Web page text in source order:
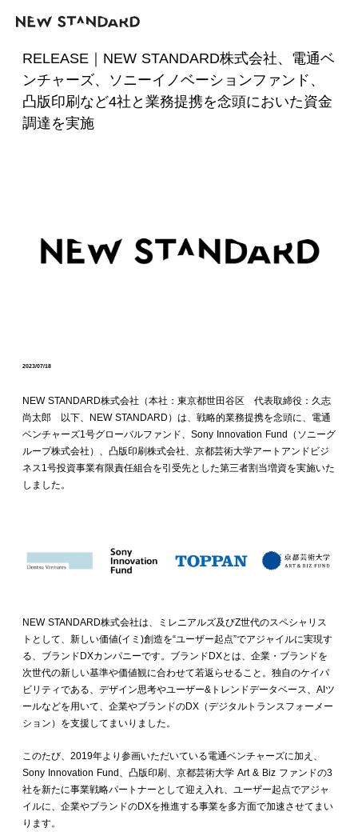
RELEASE｜NEW STANDARD株式会社、電通ベ
ンチャーズ、ソニーイノベーションファンド、
凸版印刷など4社と業務提携を念頭においた資金
調達を実施
2023/07/18
NEW STANDARD株式会社（本社：東京都世田谷区 代表取締役：久志
尚太郎 以下、NEW STANDARD）は、戦略的業務提携を念頭に、電通
ベンチャーズ1号グローバルファンド、Sony Innovation Fund（ソニーグ
ループ株式会社）、凸版印刷株式会社、京都芸術大学アートアンドビジ
ネス1号投資事業有限責任組合を引受先とした第三者割当増資を実施いた
しました。
NEW STANDARD株式会社は、ミレニアルズ及びZ世代のスペシャリス
トとして、新しい価値(イミ)創造を“ユーザー起点”でアジャイルに実現す
る、ブランドDXカンパニーです。ブランドDXとは、企業・ブランドを
次世代の新しい基準や価値観に合わせて若返らせること。独自のケイパ
ビリティである、デザイン思考やユーザー&トレンドデータベース、AIツ
ールなどを用いて、企業やブランドのDX（デジタルトランスフォーメー
ション）を支援してまいりました。
このたび、2019年より参画いただいている電通ベンチャーズに加え、
Sony Innovation Fund、凸版印刷、京都芸術大学 Art & Biz ファンドの3
社を新たに事業戦略パートナーとして迎え入れ、ユーザー起点でアジャ
イルに、企業やブランドのDXを推進する事業を多方面で加速させてまい
ります。